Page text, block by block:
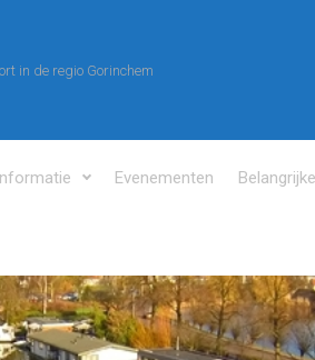
in de regio Gorinchem
Evenementen